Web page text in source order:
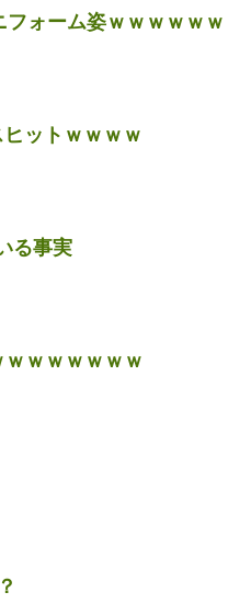
ォーム姿ｗｗｗｗｗｗ
ットｗｗｗｗ
る事実
ｗｗｗｗｗｗ